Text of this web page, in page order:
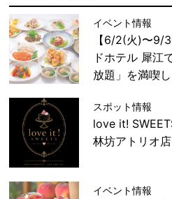
イベント情報
【6/2(火)〜9/
ドホテル 犀江
放題」を満喫し
スポット情報
love it!
林坊アトリオ店
イベント情報